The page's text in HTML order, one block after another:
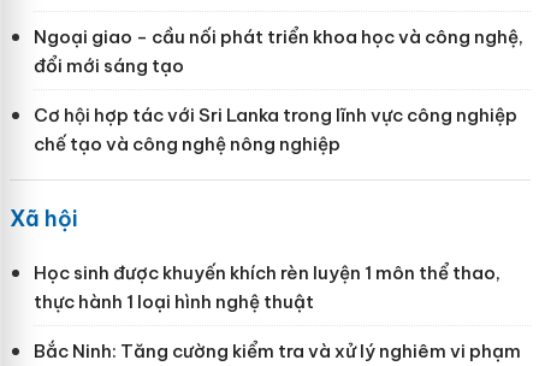
Ngoại giao - cầu nối phát triển khoa học và công nghệ,
đổi mới sáng tạo
Cơ hội hợp tác với Sri Lanka trong lĩnh vực công nghiệp
chế tạo và công nghệ nông nghiệp
Xã hội
Học sinh được khuyến khích rèn luyện 1 môn thể thao,
thực hành 1 loại hình nghệ thuật
Bắc Ninh: Tăng cường kiểm tra và xử lý nghiêm vi phạm